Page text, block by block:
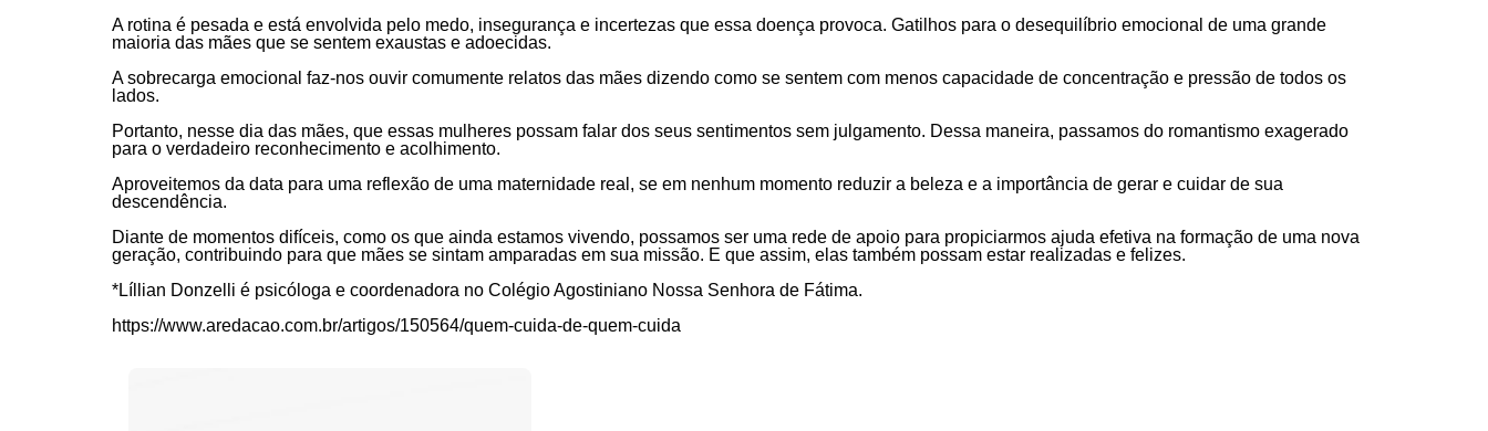
A rotina é pesada e está envolvida pelo medo, insegurança e incertezas que essa doença provoca. Gatilhos para o desequilíbrio emocional de uma grande
maioria das mães que se sentem exaustas e adoecidas.
A sobrecarga emocional faz-nos ouvir comumente relatos das mães dizendo como se sentem com menos capacidade de concentração e pressão de todos os
lados.
Portanto, nesse dia das mães, que essas mulheres possam falar dos seus sentimentos sem julgamento. Dessa maneira, passamos do romantismo exagerado
para o verdadeiro reconhecimento e acolhimento.
Aproveitemos da data para uma reflexão de uma maternidade real, se em nenhum momento reduzir a beleza e a importância de gerar e cuidar de sua
descendência.
Diante de momentos difíceis, como os que ainda estamos vivendo, possamos ser uma rede de apoio para propiciarmos ajuda efetiva na formação de uma nova
geração, contribuindo para que mães se sintam amparadas em sua missão. E que assim, elas também possam estar realizadas e felizes.
*Líllian Donzelli é psicóloga e coordenadora no Colégio Agostiniano Nossa Senhora de Fátima.
https://www.aredacao.com.br/artigos/150564/quem-cuida-de-quem-cuida